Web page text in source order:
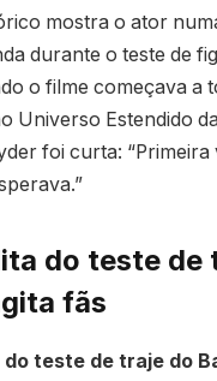
mostra o ator
durante o teste de
o filme começava a
Universo Estendido
foi curta: “Primeira
do teste de
fãs
teste de traje do